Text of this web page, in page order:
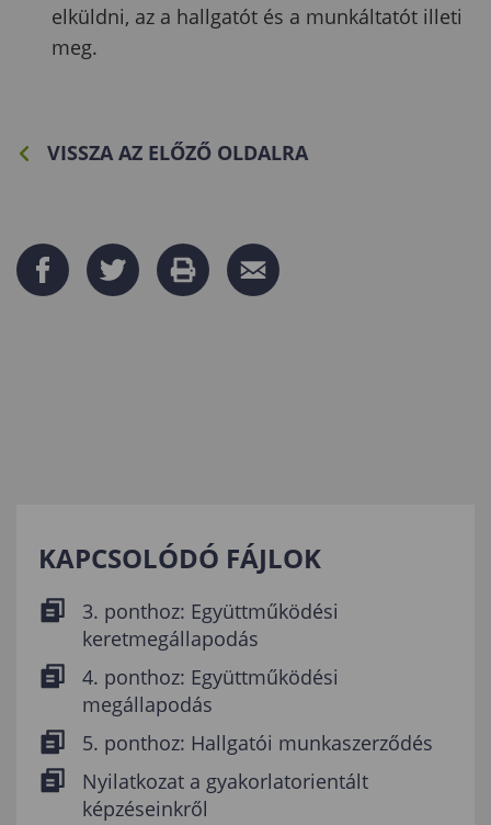
elküldni, az a hallgatót és a munkáltatót illeti
meg.
VISSZA AZ ELŐZŐ OLDALRA
KAPCSOLÓDÓ FÁJLOK
3. ponthoz: Együttműködési
keretmegállapodás
4. ponthoz: Együttműködési
megállapodás
5. ponthoz: Hallgatói munkaszerződés
Nyilatkozat a gyakorlatorientált
képzéseinkről